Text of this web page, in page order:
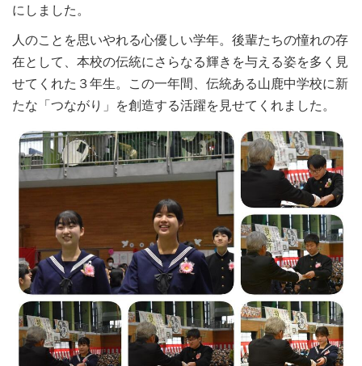
にしました。
人のことを思いやれる心優しい学年。後輩たちの憧れの存
在として、本校の伝統にさらなる輝きを与える姿を多く見
せてくれた３年生。この一年間、伝統ある山鹿中学校に新
たな「つながり」を創造する活躍を見せてくれました。